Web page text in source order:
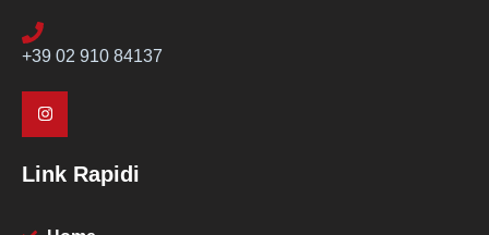
+39 02 910 84137
Link Rapidi